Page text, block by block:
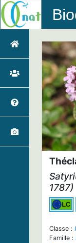
1787)
Classe :
Famille :